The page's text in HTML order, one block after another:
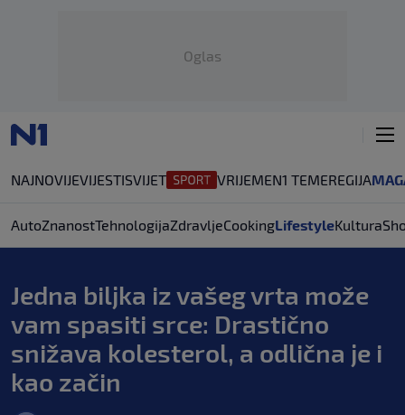
Oglas
NAJNOVIJEVIJESTISVIJET VRIJEMEN1 TEMEREGIJA
AutoZnanostTehnologijaZdravljeCookingLifestyleKultura
Jedna biljka iz vašeg vrta može
vam spasiti srce: Drastično
snižava kolesterol, a odlična je i
kao začin